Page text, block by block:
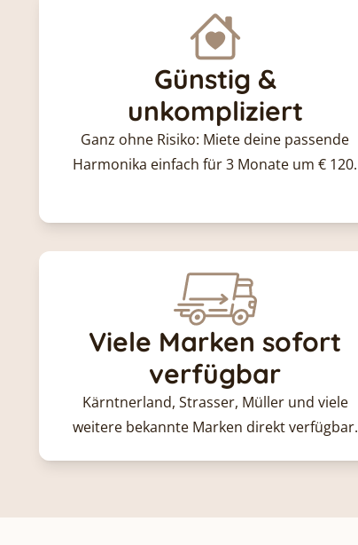
Günstig &
unkompliziert
Ganz ohne Risiko: Miete deine passende
Harmonika einfach für 3 Monate um € 120.
Viele Marken sofort
verfügbar
Kärntnerland, Strasser, Müller und viele
weitere bekannte Marken direkt verfügbar.